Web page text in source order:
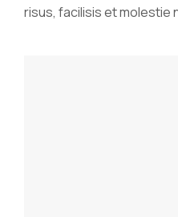
risus, facilisis et molestie